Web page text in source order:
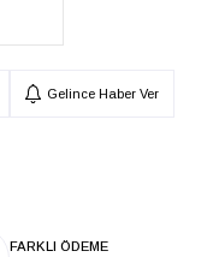
Gelince Haber Ver
FARKLI ÖDEME